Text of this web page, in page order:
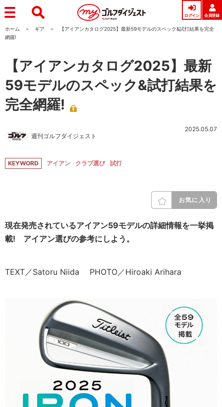
ログイン 会員登録
ホーム ギア
【アイアンカタログ2025】最新59モデルのスペック&試打結果を完全
網羅!
【アイアンカタログ2025】最新
59モデルのスペック&試打結果を
完全網羅!
週刊ゴルフダイジェスト
2025.05.07
KEYWORD アイアン クラブ選び 試打
お気に入り
現在発売されているアイアン59モデルの詳細情報を一挙掲
載! アイアン選びの参考にしよう。
TEXT／Satoru Niida PHOTO／Hiroaki Arihara